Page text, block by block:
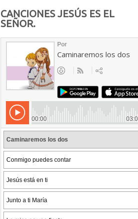
CANCIONES JESÚS ES EL
SEÑOR.